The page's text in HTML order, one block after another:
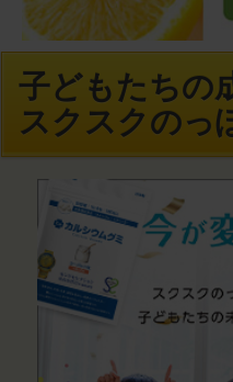
子どもたちの
スクスクのっ